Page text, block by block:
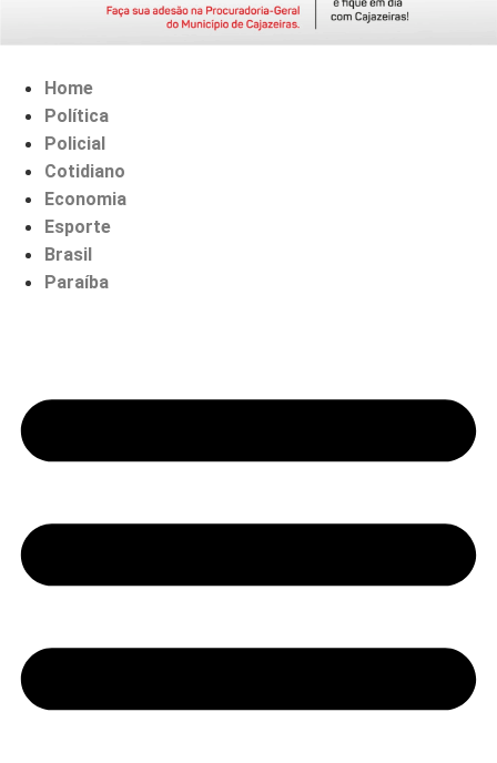
Home
Política
Policial
Cotidiano
Economia
Esporte
Brasil
Paraíba